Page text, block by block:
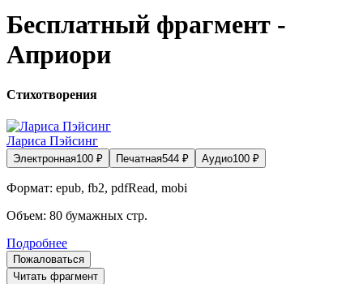
Бесплатный фрагмент -
Априори
Стихотворения
Лариса Пэйсинг
Электронная100 ₽ Печатная544 ₽ Аудио100 ₽
Формат: epub, fb2, pdfRead, mobi
Объем: 80 бумажных стр.
Подробнее
Пожаловаться
Читать фрагмент